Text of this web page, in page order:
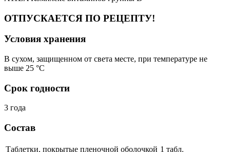
ОТПУСКАЕТСЯ ПО РЕЦЕПТУ!
Условия хранения
В сухом, защищенном от света месте, при температуре не
выше 25 °C
Срок годности
3 года
Состав
Таблетки, покрытые пленочной оболочкой 1 табл.